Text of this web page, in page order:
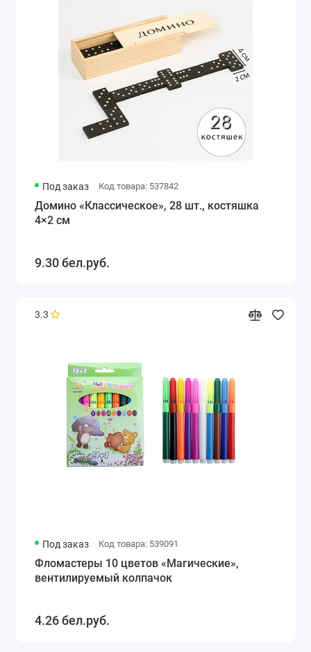
Под заказ Код товара: 537842
Домино «Классическое», 28 шт., костяшка
4×2 см
9.30 бел.руб.
3.3
Под заказ Код товара: 539091
Фломастеры 10 цветов «Магические»,
вентилируемый колпачок
4.26 бел.руб.